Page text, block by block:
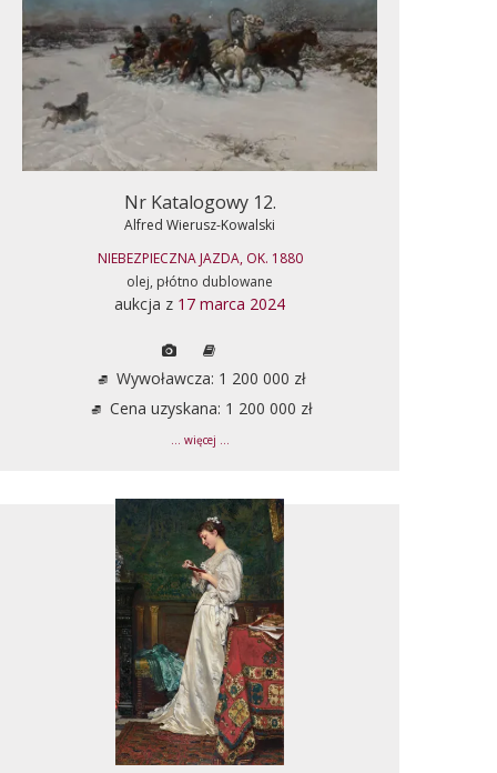
Nr Katalogowy 12.
Alfred Wierusz-Kowalski
NIEBEZPIECZNA JAZDA, OK. 1880
olej, płótno dublowane
aukcja z 17 marca 2024
Wywoławcza: 1 200 000 zł
Cena uzyskana: 1 200 000 zł
... więcej ...